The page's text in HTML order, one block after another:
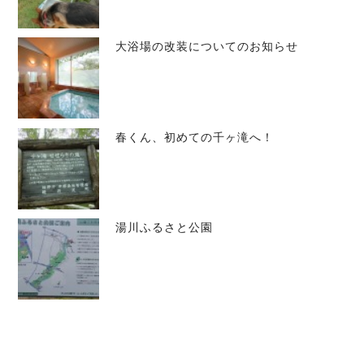
大浴場の改装についてのお知らせ
春くん、初めての千ヶ滝へ！
湯川ふるさと公園